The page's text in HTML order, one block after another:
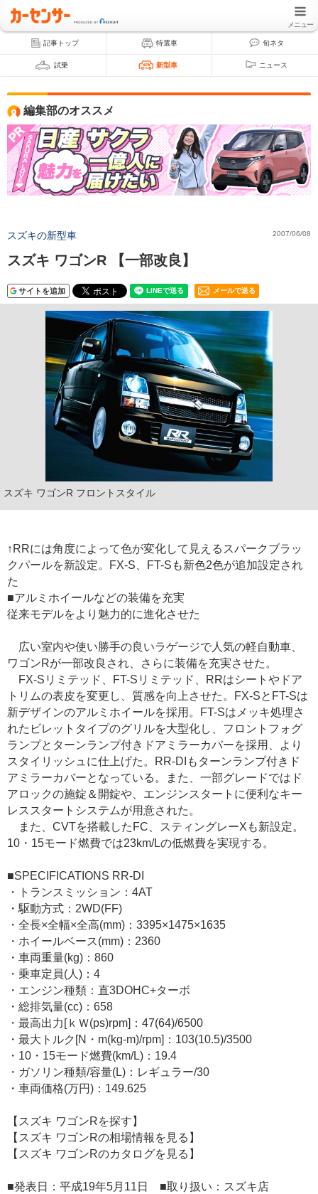
メニュー
記事トップ 特選車 旬ネタ
試乗 新型車 ニュース
編集部のオススメ
スズキの新型車 2007/06/08
スズキ ワゴンR 【一部改良】
サイトを追加 メールで送る
スズキ ワゴンR フロントスタイル
↑RRには角度によって色が変化して見えるスパークブラッ
クパールを新設定。FX-S、FT-Sも新色2色が追加設定され
た
■アルミホイールなどの装備を充実
従来モデルをより魅力的に進化させた
広い室内や使い勝手の良いラゲージで人気の軽自動車、
ワゴンRが一部改良され、さらに装備を充実させた。
FX-Sリミテッド、FT-Sリミテッド、RRはシートやドア
トリムの表皮を変更し、質感を向上させた。FX-SとFT-Sは
新デザインのアルミホイールを採用。FT-Sはメッキ処理さ
れたビレットタイプのグリルを大型化し、フロントフォグ
ランプとターンランプ付きドアミラーカバーを採用、より
スタイリッシュに仕上げた。RR-DIもターンランプ付きド
アミラーカバーとなっている。また、一部グレードではド
アロックの施錠＆開錠や、エンジンスタートに便利なキー
レススタートシステムが用意された。
また、CVTを搭載したFC、スティングレーXも新設定。
10・15モード燃費では23km/Lの低燃費を実現する。
■SPECIFICATIONS RR-DI
・トランスミッション：4AT
・駆動方式：2WD(FF)
・全長×全幅×全高(mm)：3395×1475×1635
・ホイールベース(mm)：2360
・車両重量(kg)：860
・乗車定員(人)：4
・エンジン種類：直3DOHC+ターボ
・総排気量(cc)：658
・最高出力[ｋＷ(ps)rpm]：47(64)/6500
・最大トルク[N・m(kg-m)/rpm]：103(10.5)/3500
・10・15モード燃費(km/L)：19.4
・ガソリン種類/容量(L)：レギュラー/30
・車両価格(万円)：149.625
【スズキ ワゴンRを探す】
【スズキ ワゴンRの相場情報を見る】
【スズキ ワゴンRのカタログを見る】
■発表日：平成19年5月11日 ■取り扱い：スズキ店